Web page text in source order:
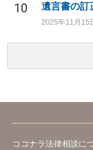
10
2025年11月15
ココナラ法律相談に